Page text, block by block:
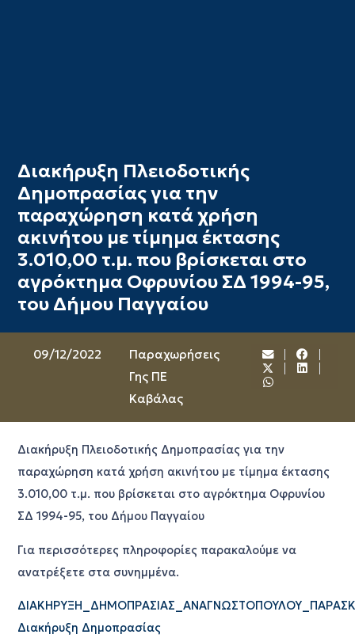
Διακήρυξη Πλειοδοτικής
Δημοπρασίας για την
παραχώρηση κατά χρήση
ακινήτου με τίμημα έκτασης
3.010,00 τ.μ. που βρίσκεται στο
αγρόκτημα Οφρυνίου ΣΔ 1994-95,
του Δήμου Παγγαίου
09/12/2022
Παραχωρήσεις
Γης ΠΕ
Καβάλας
Διακήρυξη Πλειοδοτικής Δημοπρασίας για την
παραχώρηση κατά χρήση ακινήτου με τίμημα έκτασης
3.010,00 τ.μ. που βρίσκεται στο αγρόκτημα Οφρυνίου
ΣΔ 1994-95, του Δήμου Παγγαίου
Για περισσότερες πληροφορίες παρακαλούμε να
ανατρέξετε στα συνημμένα.
Διακήρυξη Δημοπρασίας